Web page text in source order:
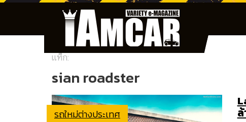
แท็ก:
sian roadster
รถใหม่ต่างประเทศ